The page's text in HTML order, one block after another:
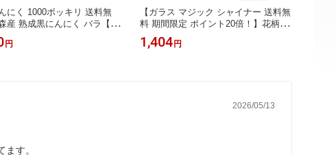
んにく 1000ポッキリ 送料無
産 熟成黒にんにく バラ【10
美味しい お試しサイズ 青森
イト六片種使用 無添加 発酵
円
【ガラス マジック シャイナー 送料無
料 期間限定 ポイント20倍！】花柄・
鳥柄 ガラス ネイル シャイナー 爪磨
き 爪ヤスリ ネイル バッファ ポリッ
1,404 円
2026/05/13
す。